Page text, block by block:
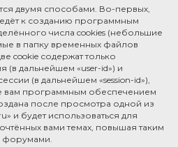
двумя способами. Во-первых,
к созданию программным
числа cookies (небольшие
в папку временных файлов
cookie содержат только
(в дальнейшем «user-id») и
(в дальнейшем «session-id»),
вам программным обеспечением
после просмотра одной из
и будет использоваться для
вами темах, повышая таким
форумами.